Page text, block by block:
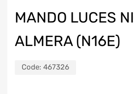
MANDO LUCES
ALMERA (N16E)
Code: 467326